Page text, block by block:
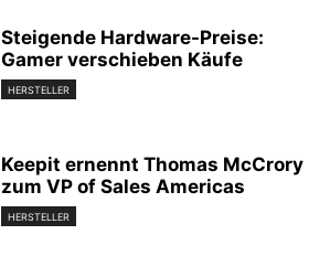
Steigende Hardware-Preise:
Gamer verschieben Käufe
HERSTELLER
Keepit ernennt Thomas McCrory
zum VP of Sales Americas
HERSTELLER